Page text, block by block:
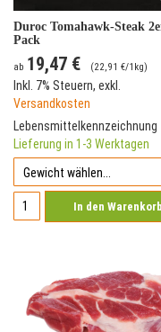
Duroc Tomahawk-Steak
Pack
ab 19,47 € (22,91 €/1kg)
Inkl. 7% Steuern, exkl.
Versandkosten
Lebensmittelkennzeichnung
Lieferung in 1-3 Werktagen
In den Warenkorb